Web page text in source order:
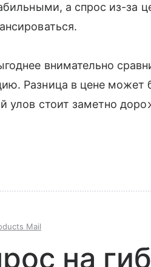
а спрос из-за
внимательно
Разница в цене может
улов стоит заметно
Mail
на